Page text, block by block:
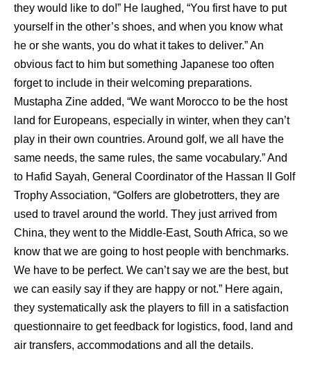
they would like to do!” He laughed, “You first have to put
yourself in the other’s shoes, and when you know what
he or she wants, you do what it takes to deliver.” An
obvious fact to him but something Japanese too often
forget to include in their welcoming preparations.
Mustapha Zine added, “We want Morocco to be the host
land for Europeans, especially in winter, when they can’t
play in their own countries. Around golf, we all have the
same needs, the same rules, the same vocabulary.” And
to Hafid Sayah, General Coordinator of the Hassan II Golf
Trophy Association, “Golfers are globetrotters, they are
used to travel around the world. They just arrived from
China, they went to the Middle-East, South Africa, so we
know that we are going to host people with benchmarks.
We have to be perfect. We can’t say we are the best, but
we can easily say if they are happy or not.” Here again,
they systematically ask the players to fill in a satisfaction
questionnaire to get feedback for logistics, food, land and
air transfers, accommodations and all the details.